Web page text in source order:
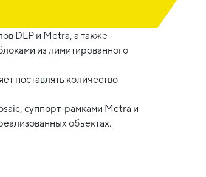
DLP и Metra, а также
из лимитированного
поставлять количество
суппорт-рамками Metra и
объектах.